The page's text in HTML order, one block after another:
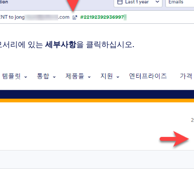
리에 있는 세부사항을 클릭하십시오.